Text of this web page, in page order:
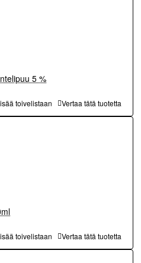
5 %
toivelistaan Vertaa tätä tuotetta
toivelistaan Vertaa tätä tuotetta